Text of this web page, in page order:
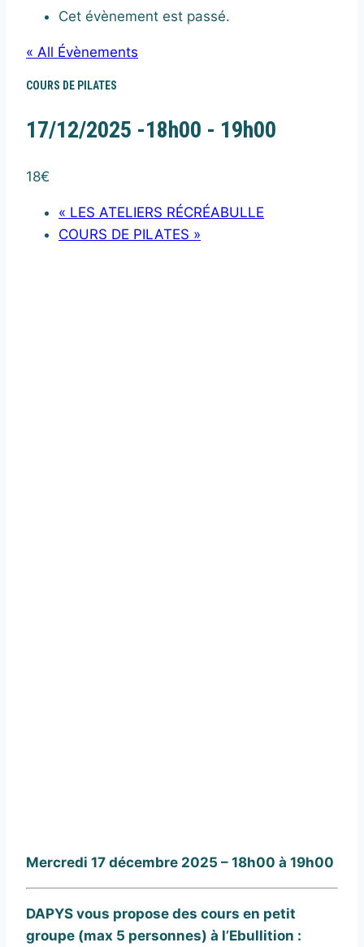
Cet évènement est passé.
« All Évènements
COURS DE PILATES
17/12/2025 -18h00 - 19h00
18€
« LES ATELIERS RÉCRÉABULLE
COURS DE PILATES »
Mercredi 17 décembre 2025 – 18h00 à 19h00
DAPYS vous propose des cours en petit
groupe (max 5 personnes) à l’Ebullition :